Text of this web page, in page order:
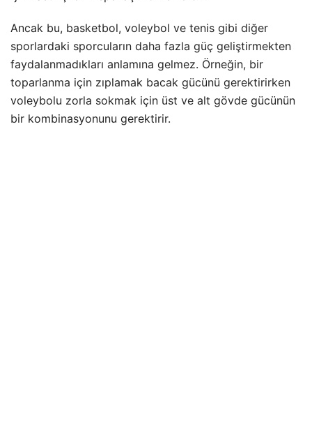
Ancak bu, basketbol, voleybol ve tenis gibi diğer
sporlardaki sporcuların daha fazla güç geliştirmekten
faydalanmadıkları anlamına gelmez. Örneğin, bir
toparlanma için zıplamak bacak gücünü gerektirirken
voleybolu zorla sokmak için üst ve alt gövde gücünün
bir kombinasyonunu gerektirir.